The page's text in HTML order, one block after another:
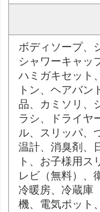
ボディソープ、
シャワーキャッ
ハミガキセット
トン、ヘアバン
品、カミソリ、
ラシ、ドライヤ
ル、スリッパ、
温計、消臭剤、
ト、お子様用ス
レビ（無料）、
冷暖房、冷蔵庫
機、電気ポット